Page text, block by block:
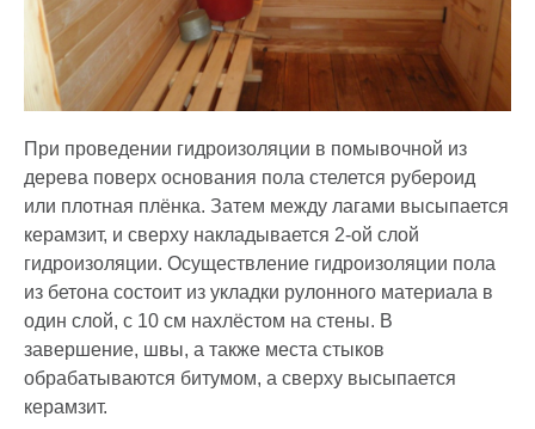
При проведении гидроизоляции в помывочной из
дерева поверх основания пола стелется рубероид
или плотная плёнка. Затем между лагами высыпается
керамзит, и сверху накладывается 2-ой слой
гидроизоляции. Осуществление гидроизоляции пола
из бетона состоит из укладки рулонного материала в
один слой, с 10 см нахлёстом на стены. В
завершение, швы, а также места стыков
обрабатываются битумом, а сверху высыпается
керамзит.